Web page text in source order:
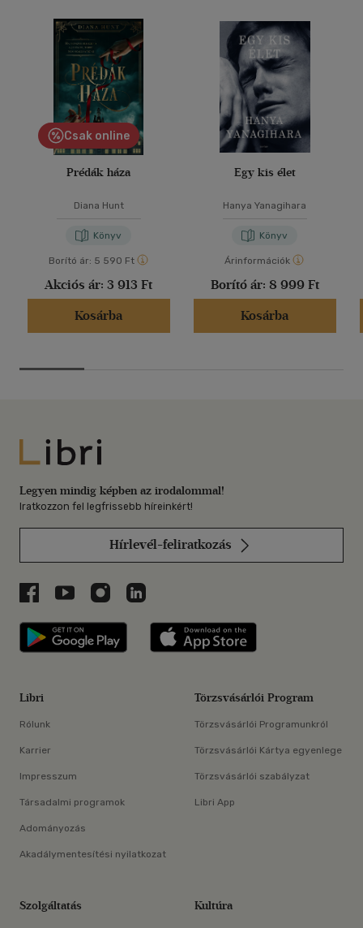
Csak online
Prédák háza
Diana Hunt
Könyv
Borító ár: 5 590 Ft
Akciós ár: 3 913 Ft
Kosárba
Egy kis élet
Hanya Yanagihara
Könyv
Árinformációk
Borító ár: 8 999 Ft
Kosárba
Libri
Legyen mindig képben az irodalommal!
Iratkozzon fel legfrissebb híreinkért!
Hírlevél-feliratkozás
Libri a Facebookon
Libri a Youtube-on
Libri az Instagramon
Libri a LinkedInen
Libri applikáció Szerezd meg: Google
Libri
Rólunk
Karrier
Impresszum
Társadalmi programok
Adományozás
Akadálymentesítési nyilatkozat
Törzsvásárlói Program
Törzsvásárlói Programunkról
Törzsvásárlói Kártya egyenlege
Törzsvásárlói szabályzat
Libri App
Szolgáltatás Kultúra